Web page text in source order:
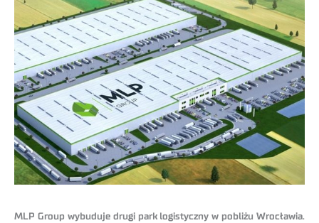
MLP Group wybuduje drugi park logistyczny w pobliżu Wrocławia.